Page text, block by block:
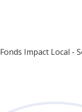
Fonds Impact Local -